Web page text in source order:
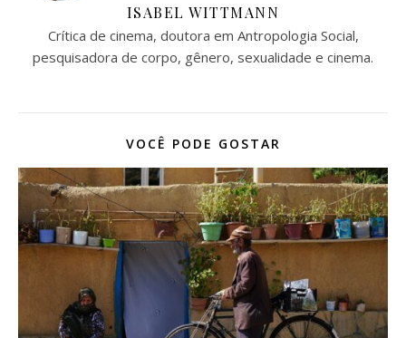
ISABEL WITTMANN
Crítica de cinema, doutora em Antropologia Social,
pesquisadora de corpo, gênero, sexualidade e cinema.
VOCÊ PODE GOSTAR